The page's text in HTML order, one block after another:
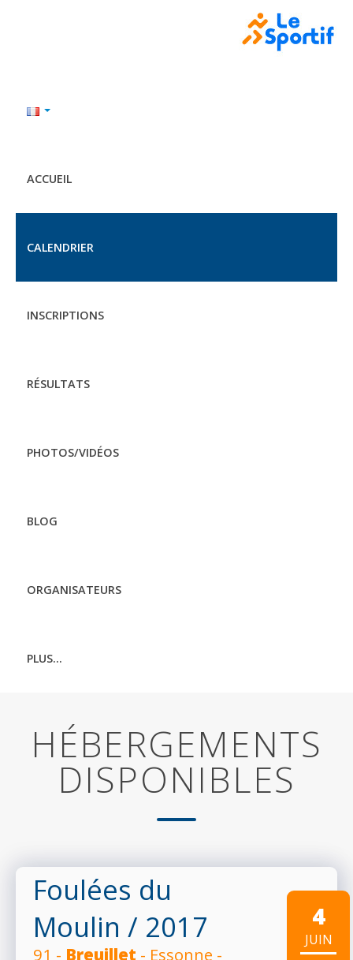
ACCUEIL
CALENDRIER
INSCRIPTIONS
RÉSULTATS
PHOTOS/VIDÉOS
BLOG
ORGANISATEURS
PLUS...
HÉBERGEMENTS
DISPONIBLES
Foulées du
Moulin / 2017
91 - Breuillet - Essonne -
4
JUIN